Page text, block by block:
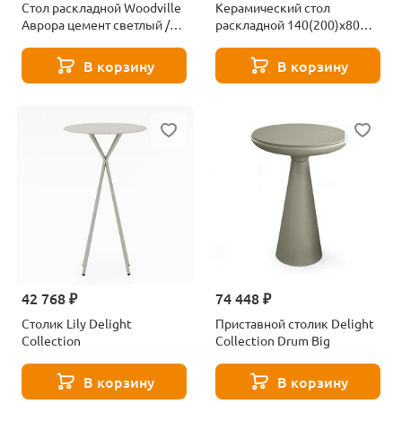
Стол раскладной Woodville
Аврора цемент светлый /
В корзину
Керамический стол
раскладной 140(200)х80
мрамор larka grey / черный
612198
В корзину
42 768 ₽
Столик Lily Delight
Collection
В корзину
74 448 ₽
Приставной столик Delight
Collection Drum Big
В корзину